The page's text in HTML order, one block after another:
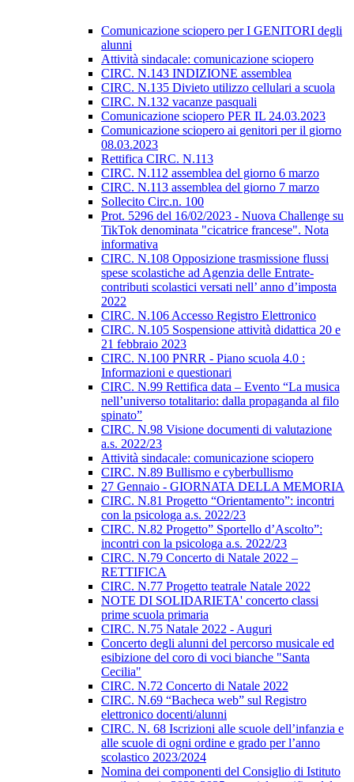
Comunicazione sciopero per I GENITORI degli
alunni
Attività sindacale: comunicazione sciopero
CIRC. N.143 INDIZIONE assemblea
CIRC. N.135 Divieto utilizzo cellulari a scuola
CIRC. N.132 vacanze pasquali
Comunicazione sciopero PER IL 24.03.2023
Comunicazione sciopero ai genitori per il giorno
08.03.2023
Rettifica CIRC. N.113
CIRC. N.112 assemblea del giorno 6 marzo
CIRC. N.113 assemblea del giorno 7 marzo
Sollecito Circ.n. 100
Prot. 5296 del 16/02/2023 - Nuova Challenge su
TikTok denominata "cicatrice francese". Nota
informativa
CIRC. N.108 Opposizione trasmissione flussi
spese scolastiche ad Agenzia delle Entrate-
contributi scolastici versati nell’ anno d’imposta
2022
CIRC. N.106 Accesso Registro Elettronico
CIRC. N.105 Sospensione attività didattica 20 e
21 febbraio 2023
CIRC. N.100 PNRR - Piano scuola 4.0 :
Informazioni e questionari
CIRC. N.99 Rettifica data – Evento “La musica
nell’universo totalitario: dalla propaganda al filo
spinato”
CIRC. N.98 Visione documenti di valutazione
a.s. 2022/23
Attività sindacale: comunicazione sciopero
CIRC. N.89 Bullismo e cyberbullismo
27 Gennaio - GIORNATA DELLA MEMORIA
CIRC. N.81 Progetto “Orientamento”: incontri
con la psicologa a.s. 2022/23
CIRC. N.82 Progetto” Sportello d’Ascolto”:
incontri con la psicologa a.s. 2022/23
CIRC. N.79 Concerto di Natale 2022 –
RETTIFICA
CIRC. N.77 Progetto teatrale Natale 2022
NOTE DI SOLIDARIETA' concerto classi
prime scuola primaria
CIRC. N.75 Natale 2022 - Auguri
Concerto degli alunni del percorso musicale ed
esibizione del coro di voci bianche "Santa
Cecilia"
CIRC. N.72 Concerto di Natale 2022
CIRC. N.69 “Bacheca web” sul Registro
elettronico docenti/alunni
CIRC. N. 68 Iscrizioni alle scuole dell’infanzia e
alle scuole di ogni ordine e grado per l’anno
scolastico 2023/2024
Nomina dei componenti del Consiglio di Istituto